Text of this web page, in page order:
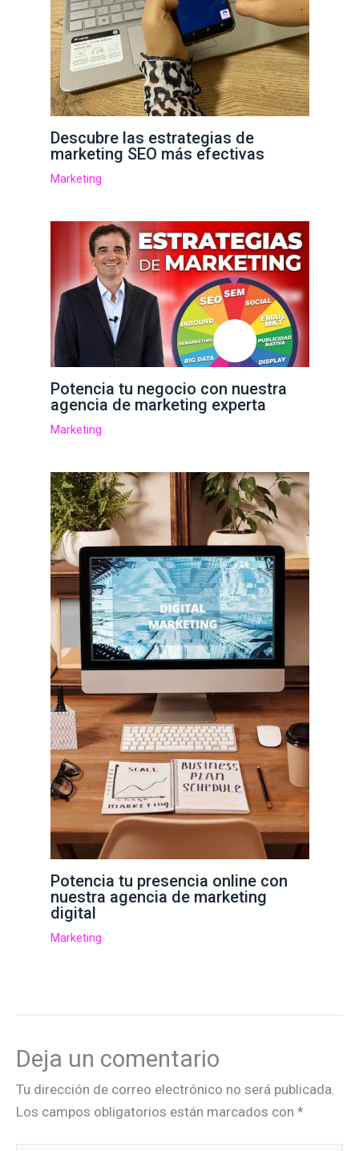
Descubre las estrategias de
marketing SEO más efectivas
Marketing
Potencia tu negocio con nuestra
agencia de marketing experta
Marketing
Potencia tu presencia online con
nuestra agencia de marketing
digital
Marketing
Deja un comentario
Tu dirección de correo electrónico no será publicada.
Los campos obligatorios están marcados con *